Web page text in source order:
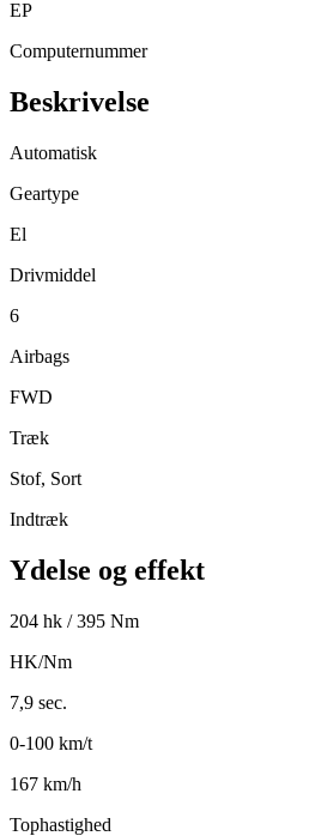
EP
Computernummer
Beskrivelse
Automatisk
Geartype
El
Drivmiddel
6
Airbags
FWD
Træk
Stof, Sort
Indtræk
Ydelse og effekt
204 hk / 395 Nm
HK/Nm
7,9 sec.
0-100 km/t
167 km/h
Tophastighed